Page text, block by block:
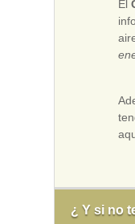
El
¿ Y si no